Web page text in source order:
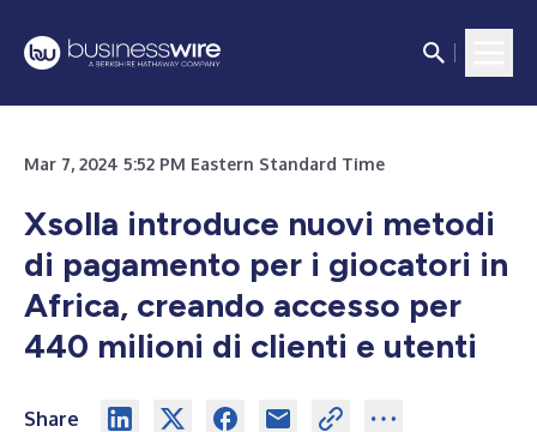
Mar 7, 2024 5:52 PM Eastern Standard Time
Xsolla introduce nuovi metodi
di pagamento per i giocatori in
Africa, creando accesso per
440 milioni di clienti e utenti
Share